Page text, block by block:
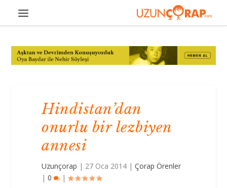
Hindistan’dan
onurlu bir lezbiyen
annesi
Uzunçorap | 27 Oca 2014 |Çorap Örenler
|0 |